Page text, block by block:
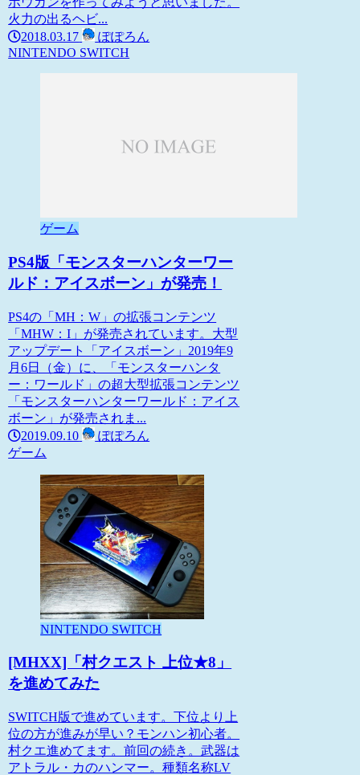
火力の出るヘビ...
2018.03.17
ぽぽろん
NINTENDO SWITCH
ゲーム
PS4版「モンスターハンターワー
ルド：アイスボーン」が発売！
PS4の「MH：W」の拡張コンテンツ
「MHW：I」が発売されています。大型
アップデート「アイスボーン」2019年9
月6日（金）に、「モンスターハンタ
ー：ワールド」の超大型拡張コンテンツ
「モンスターハンターワールド：アイス
ボーン」が発売されま...
2019.09.10
ぽぽろん
ゲーム
NINTENDO SWITCH
[MHXX]「村クエスト 上位★8」
を進めてみた
SWITCH版で進めています。下位より上
位の方が進みが早い？モンハン初心者。
村クエ進めてます。前回の続き。武器は
アトラル・カのハンマー。種類名称LV